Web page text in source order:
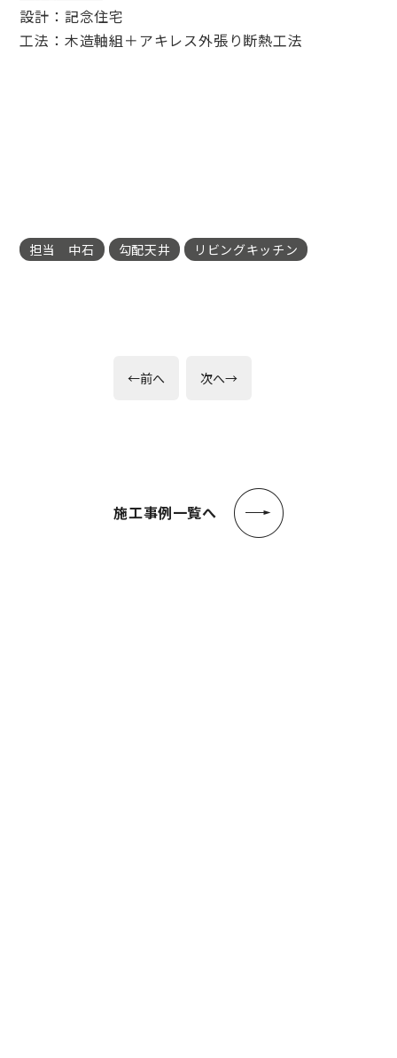
設計：記念住宅
工法：木造軸組＋アキレス外張り断熱工法
担当 中石 勾配天井 リビングキッチン
前
の
←前へ 次
の
次へ→
施工事例一覧へ